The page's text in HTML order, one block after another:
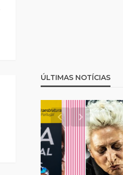
ÚLTIMAS NOTÍCIAS